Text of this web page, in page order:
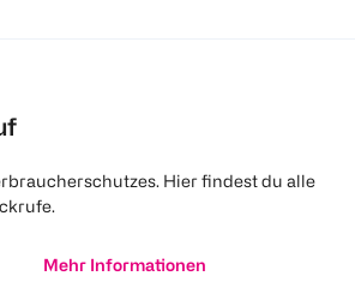
Hier findest du alle
Mehr Informationen